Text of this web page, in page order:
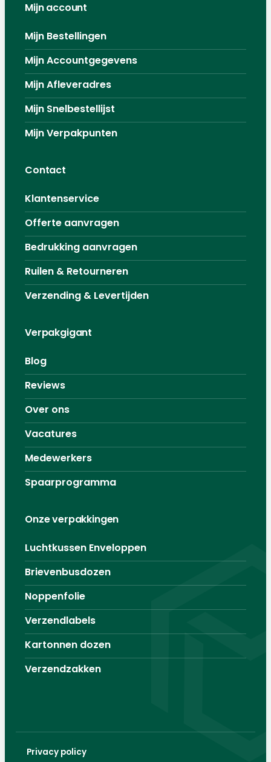
Mijn account
Mijn Bestellingen
Mijn Accountgegevens
Mijn Afleveradres
Mijn Snelbestellijst
Mijn Verpakpunten
Contact
Klantenservice
Offerte aanvragen
Bedrukking aanvragen
Ruilen & Retourneren
Verzending & Levertijden
Verpakgigant
Blog
Reviews
Over ons
Vacatures
Medewerkers
Spaarprogramma
Onze verpakkingen
Luchtkussen Enveloppen
Brievenbusdozen
Noppenfolie
Verzendlabels
Kartonnen dozen
Verzendzakken
Privacy policy